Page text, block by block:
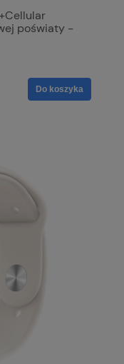
poświaty -
Do koszyka